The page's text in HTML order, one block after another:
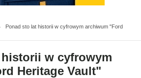
Ponad sto lat historii w cyfrowym archiwum "Ford
w cyfrowym
Heritage Vault"